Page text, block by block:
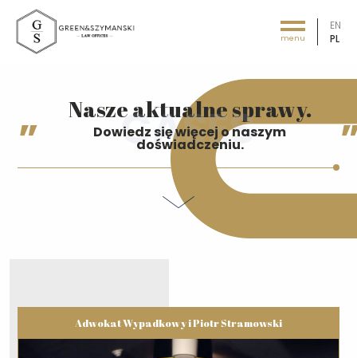
menu
EN
PL
Nasze aktualne sprawy.
Dowiedz się więcej o naszym
doświadczeniu.
Adwokat Wypadkowy i Piotr Stramowski